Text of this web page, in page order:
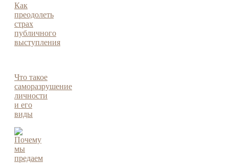
Как
преодолеть
страх
публичного
выступления
Что такое
саморазрушение
личности
и его
виды